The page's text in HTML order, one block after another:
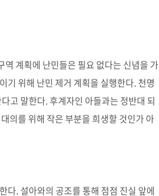
계획에 난민들은 필요 없다는 신념을 가
기 위해 난민 제거 계획을 실행한다. 천명
고 말한다. 후계자인 아들과는 정반대 되
의를 위해 작은 부분을 희생할 것인가 아
다. 설아와의 공조를 통해 점점 진실 앞에